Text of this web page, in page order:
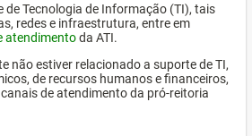
de Tecnologia de Informação (TI), tais
redes e infraestrutura, entre em
atendimentoda ATI.
não estiver relacionado a suporte de TI,
de recursos humanos e financeiros,
de atendimento da pró-reitoria